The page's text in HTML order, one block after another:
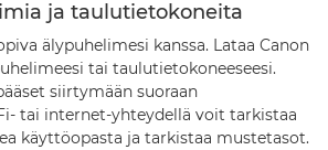
ja taulutietokoneita
älypuhelimesi kanssa. Lataa Canon
tai taulutietokoneeseesi.
siirtymään suoraan
tai internet-yhteydellä voit tarkistaa
käyttöopasta ja tarkistaa mustetasot.